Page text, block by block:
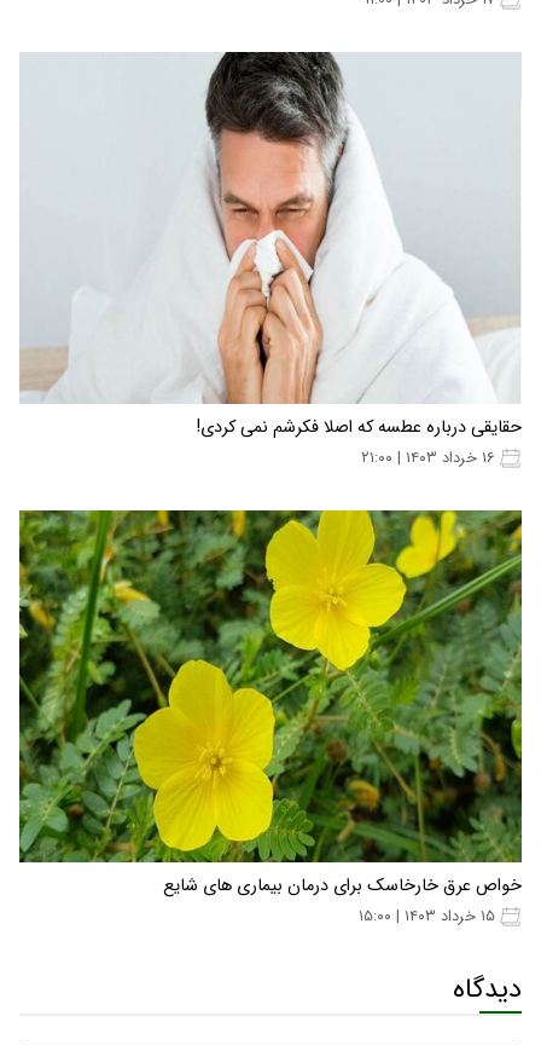
حقایقی درباره عطسه که اصلا فکرشم نمی کردی!
خواص عرق خارخاسک برای درمان بیماری های شایع
دیدگاه